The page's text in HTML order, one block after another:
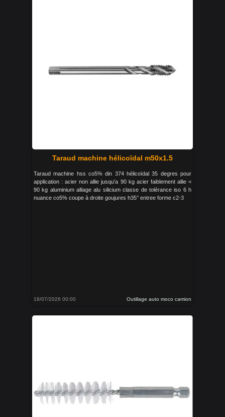
Taraud machine hélicoïdal m50x1.5
Taraud machine hss co5% din 374 hélicoïdal 35 degres pour
application : acier non allie jusqu'a 90 kg acier faiblement allie <
90 kg aluminium alliage alu silicium classe de tolérance iso 6 h
nuance co5% coupe à droite goujures h35° entree forme c2-3
18/07/2026 00:00 Outillage auto moco camion